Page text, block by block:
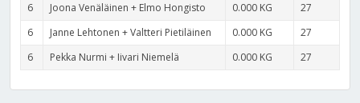
6
Joona Venäläinen + Elmo Hongisto 0.000 KG
27
6
Janne Lehtonen + Valtteri Pietiläinen 0.000 KG
27
6
Pekka Nurmi + Iivari Niemelä 0.000 KG 27